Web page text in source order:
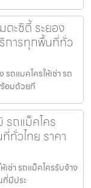
ะซิตี้ ระยอง
ริการทุกพื้นที่ทั่ว
ถแมคโครให้เช่า รถ
ร้อมด้วยที
ถแม็คโคร
ทั่วไทย ราคา
ช่า รถแม็คโครรับจ้าง
ที่มีประ